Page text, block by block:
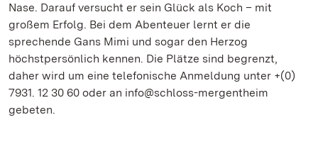
Nase. Darauf versucht er sein Glück als Koch – mit
großem Erfolg. Bei dem Abenteuer lernt er die
sprechende Gans Mimi und sogar den Herzog
höchstpersönlich kennen. Die Plätze sind begrenzt,
daher wird um eine telefonische Anmeldung unter +(0)
7931. 12 30 60 oder an info@schloss-mergentheim
gebeten.